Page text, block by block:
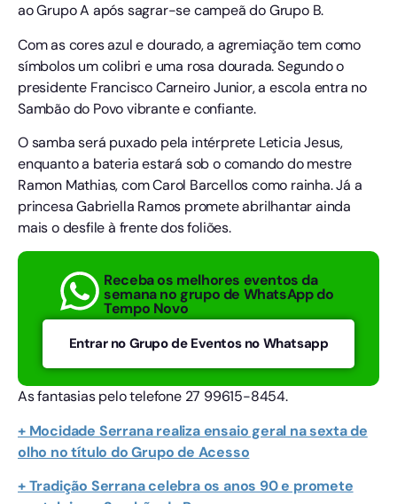
ao Grupo A após sagrar-se campeã do Grupo B.
Com as cores azul e dourado, a agremiação tem como
símbolos um colibri e uma rosa dourada. Segundo o
presidente Francisco Carneiro Junior, a escola entra no
Sambão do Povo vibrante e confiante.
O samba será puxado pela intérprete Leticia Jesus,
enquanto a bateria estará sob o comando do mestre
Ramon Mathias, com Carol Barcellos como rainha. Já a
princesa Gabriella Ramos promete abrilhantar ainda
mais o desfile à frente dos foliões.
Receba os melhores eventos da
semana no grupo de WhatsApp do
Tempo Novo
Entrar no Grupo de Eventos no Whatsapp
As fantasias pelo telefone 27 99615-8454.
+ Mocidade Serrana realiza ensaio geral na sexta de
olho no título do Grupo de Acesso
+ Tradição Serrana celebra os anos 90 e promete